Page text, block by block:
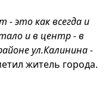
- это как всегда и
и в центр - в
ул.Калинина -
житель города.